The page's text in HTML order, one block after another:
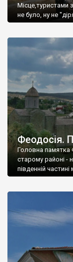
Місце,туристами
не було, ну не
Феодосія.
Головна памятка
старому районі -
південній частині